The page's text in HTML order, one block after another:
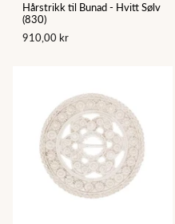
Hårstrikk til Bunad - Hvitt Sølv
(830)
910,00 kr